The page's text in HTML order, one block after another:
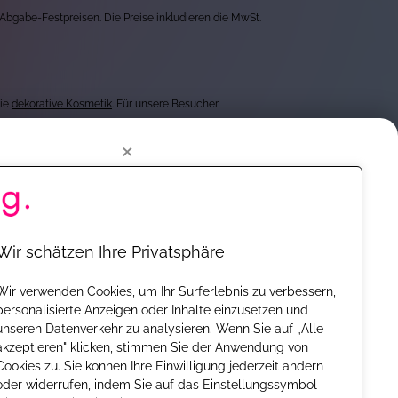
schätzen Ihre Privatsphäre
verwenden Cookies, um Ihr Surferlebnis zu verbessern,
Anzeigen oder Inhalte einzusetzen und
Datenverkehr zu analysieren. Wenn Sie auf „Alle
klicken, stimmen Sie der Anwendung von
zu. Sie können Ihre Einwilligung jederzeit ändern
widerrufen, indem Sie auf das Einstellungssymbol
Festpreisen. Die Preise inkludieren die MwSt.
dekorative Kosmetik . Für unsere Besucher
Produkten von mehr als 1.000 Marken, bieten
für dich Einschätzungen zu Wirkstoffen, öffentlich
Produkte und Formeln vorstellen zu können.
Partner gar nicht möglich. Dabei ist eines ganz
und überall unentgeltlich. Finanziert werden wir durch
wir an das vorgestellte Produkt gekommen sind - ob
"Wichtige Hinweise", in dem wir klar darstellen, ob wir
×
komplett ohne
So kannst Du z.B.